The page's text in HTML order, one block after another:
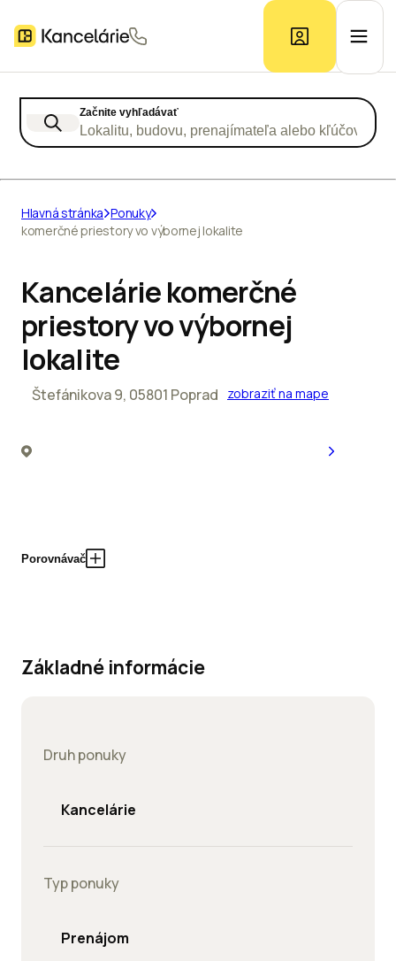
Prieskum trhu
Začnite vyhľadávať
Lokalitu, budovu, prenajímateľa alebo kľúčové
Hlavná stránka Ponuky
komerčné priestory vo výbornej lokalite
Kancelárie komerčné
priestory vo výbornej
lokalite
Štefánikova 9, 05801 Poprad zobraziť na mape
Porovnávač
Základné informácie
Druh ponuky
Kancelárie
Typ ponuky
Prenájom